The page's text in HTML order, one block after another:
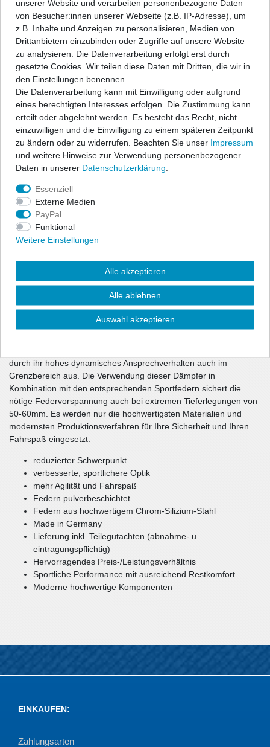
Angaben Produktsicherheit
ap Sportfahrwerke garantieren sportlichen Fahrspaß und
Sicherheit zu einem hervorragenden Preis-/Leistungsverhältnis.
Ein festes, fahrzeugspezifisches Dämpfersetup wird mit den
bewährten ap-Tieferlegungsfedern kombiniert zu einem
Komplettfahrwerk und erfüllt höchste Ansprüche.
Der Lieferumfang beschränkt sich auf die Federn und
Stoßdämpfer. Alle anderen Bauteile können vom vorhandenen
Serienfahrwerk übernommen werden, sofern sie nicht beschädigt
sind. Wir liefern diese Teile auf Anfrage auch gerne mit. In allen
Komplettfahrwerken werden die bewährten ap-Sportfedern in
progressiver Abstimmung sowie qualitativ hochwertige
Sportdämpfer eingesetzt. Die Nickbewegung beim Bremsen wird
stark reduziert und die Seitenneigungen bei Kurvenfahrten
wesentlich verbessert. Die abgestimmten Sportfahrwerke
übermitteln Ihnen eine direkte Rückmeldung des Fahrzustandes
Fahrdynamik. Freuen Sie sich über eine exzellente Straßenlage,
sportliche Optik und über eine gehörige Portion mehr Dynamik.
Die Dämpfercharakteristik und die Federrate wurden im
Fahrversuch wechselseitig optimiert. Die unmittelbar
ansprechenden Dämpfer haben gegenüber dem Serienfahrwerk
eine ca. 10-1getönt (durchsichtig) härtere Dämpfung und sorgen
durch ihr hohes dynamisches Ansprechverhalten auch im
Grenzbereich aus. Die Verwendung dieser Dämpfer in
Kombination mit den entsprechenden Sportfedern sichert die
nötige Federvorspannung auch bei extremen Tieferlegungen von
50-60mm. Es werden nur die hochwertigsten Materialien und
modernsten Produktionsverfahren für Ihre Sicherheit und Ihren
Fahrspaß eingesetzt.
reduzierter Schwerpunkt
verbesserte, sportlichere Optik
mehr Agilität und Fahrspaß
Federn pulverbeschichtet
Federn aus hochwertigem Chrom-Silizium-Stahl
Made in Germany
Lieferung inkl. Teilegutachten (abnahme- u.
eintragungspflichtig)
Hervorragendes Preis-/Leistungsverhältnis
Sportliche Performance mit ausreichend Restkomfort
Moderne hochwertige Komponenten
EINKAUFEN:
Zahlungsarten
unserer Website und verarbeiten personenbezogene Daten
von Besucher:innen unserer Webseite (z.B. IP-Adresse), um
z.B. Inhalte und Anzeigen zu personalisieren, Medien von
Drittanbietern einzubinden oder Zugriffe auf unsere Website
zu analysieren. Die Datenverarbeitung erfolgt erst durch
gesetzte Cookies. Wir teilen diese Daten mit Dritten, die wir in
den Einstellungen benennen.
Die Datenverarbeitung kann mit Einwilligung oder aufgrund
eines berechtigten Interesses erfolgen. Die Zustimmung kann
erteilt oder abgelehnt werden. Es besteht das Recht, nicht
einzuwilligen und die Einwilligung zu einem späteren Zeitpunkt
zu ändern oder zu widerrufen. Beachten Sie unser Impressum
und weitere Hinweise zur Verwendung personenbezogener
Daten in unserer Daten­schutz­erklärung
Essenziell
Externe Medien
PayPal
Funktional
Weitere Einstellungen
Alle akzeptieren
Alle ablehnen
Auswahl akzeptieren